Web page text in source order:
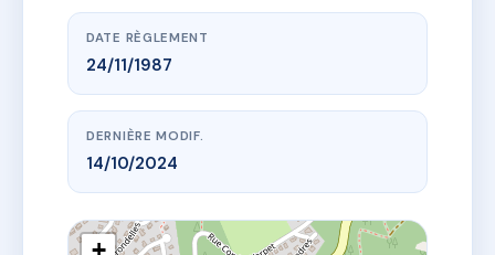
DATE RÈGLEMENT
24/11/1987
DERNIÈRE MODIF.
14/10/2024